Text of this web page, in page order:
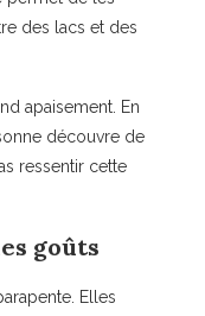
des lacs et des
apaisement. En
découvre de
ressentir cette
goûts
Elles